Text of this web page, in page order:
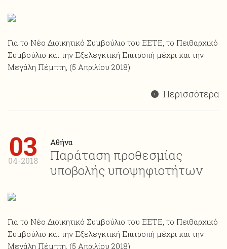
Για το Νέο Διοικητικό Συμβούλιο του ΕΕΤΕ, το Πειθαρχικό
Συμβούλιο και την Εξελεγκτική Επιτροπή μέχρι και την
Μεγάλη Πέμπτη, (5 Απριλίου 2018)
Περισσότερα
03
04-2018
Αθήνα
Παράταση προθεσμίας
υποβολής υποψηφιοτήτων
Για το Νέο Διοικητικό Συμβούλιο του ΕΕΤΕ, το Πειθαρχικό
Συμβούλιο και την Εξελεγκτική Επιτροπή μέχρι και την
Μεγάλη Πέμπτη, (5 Απριλίου 2018)